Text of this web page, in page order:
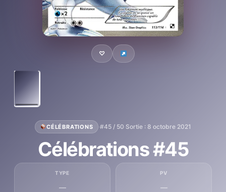
♡
CÉLÉBRATIONS ·#45 / 50·Sortie : 8 octobre 2021
Célébrations #45
TYPE
—
PV
—